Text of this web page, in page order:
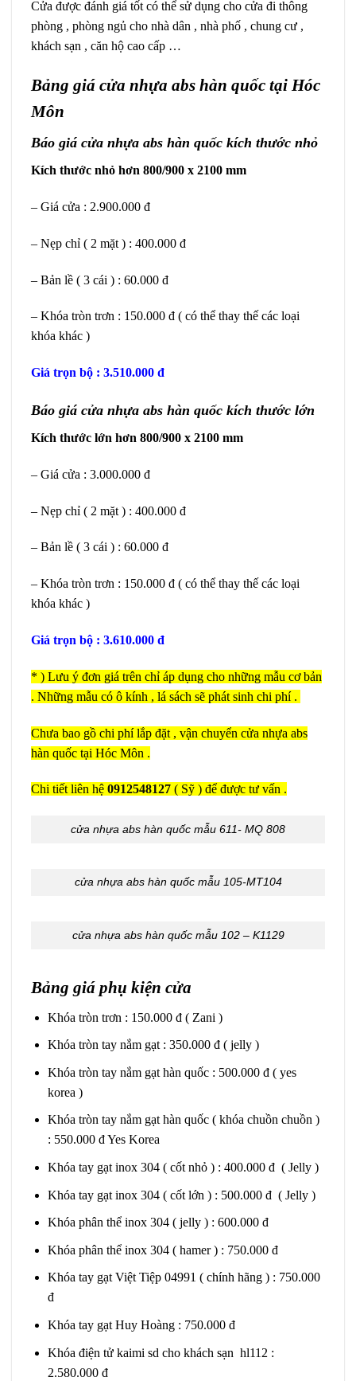
Cửa được đánh giá tốt có thể sử dụng cho cửa đi thông
phòng , phòng ngủ cho nhà dân , nhà phố , chung cư ,
khách sạn , căn hộ cao cấp …
Bảng giá cửa nhựa abs hàn quốc tại Hóc
Môn
Báo giá cửa nhựa abs hàn quốc kích thước nhỏ
Kích thước nhỏ hơn 800/900 x 2100 mm
– Giá cửa : 2.900.000 đ
– Nẹp chỉ ( 2 mặt ) : 400.000 đ
– Bản lề ( 3 cái ) : 60.000 đ
– Khóa tròn trơn : 150.000 đ ( có thể thay thế các loại
khóa khác )
Giá trọn bộ : 3.510.000 đ
Báo giá cửa nhựa abs hàn quốc kích thước lớn
Kích thước lớn hơn 800/900 x 2100 mm
– Giá cửa : 3.000.000 đ
– Nẹp chỉ ( 2 mặt ) : 400.000 đ
– Bản lề ( 3 cái ) : 60.000 đ
– Khóa tròn trơn : 150.000 đ ( có thể thay thế các loại
khóa khác )
Giá trọn bộ : 3.610.000 đ
* ) Lưu ý đơn giá trên chỉ áp dụng cho những mẫu cơ bản
. Những mẫu có ô kính , lá sách sẽ phát sinh chi phí .
Chưa bao gồ chi phí lắp đặt , vận chuyển cửa nhựa abs
hàn quốc tại Hóc Môn .
Chi tiết liên hệ 0912548127 ( Sỹ ) để được tư vấn .
cửa nhựa abs hàn quốc mẫu 611- MQ 808
cửa nhựa abs hàn quốc mẫu 105-MT104
cửa nhựa abs hàn quốc mẫu 102 – K1129
Bảng giá phụ kiện cửa
Khóa tròn trơn : 150.000 đ ( Zani )
Khóa tròn tay nắm gạt : 350.000 đ ( jelly )
Khóa tròn tay nắm gạt hàn quốc : 500.000 đ ( yes
korea )
Khóa tròn tay nắm gạt hàn quốc ( khóa chuồn chuồn )
: 550.000 đ Yes Korea
Khóa tay gạt inox 304 ( cốt nhỏ ) : 400.000 đ ( Jelly )
Khóa tay gạt inox 304 ( cốt lớn ) : 500.000 đ ( Jelly )
Khóa phân thể inox 304 ( jelly ) : 600.000 đ
Khóa phân thể inox 304 ( hamer ) : 750.000 đ
Khóa tay gạt Việt Tiệp 04991 ( chính hãng ) : 750.000
đ
Khóa tay gạt Huy Hoàng : 750.000 đ
Khóa điện tử kaimi sd cho khách sạn hl112 :
2.580.000 đ